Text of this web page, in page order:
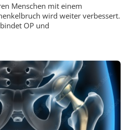
Menschen mit einem
wird weiter verbessert.
OP und